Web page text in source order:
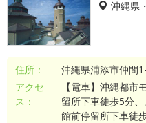
沖縄県
住所：
沖縄県浦添市仲間
アクセ
ス：
【電車】沖縄都市
留所下車徒歩5分
館前停留所下車徒